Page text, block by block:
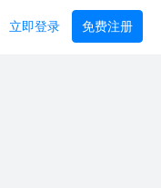
立即登录 免费注册